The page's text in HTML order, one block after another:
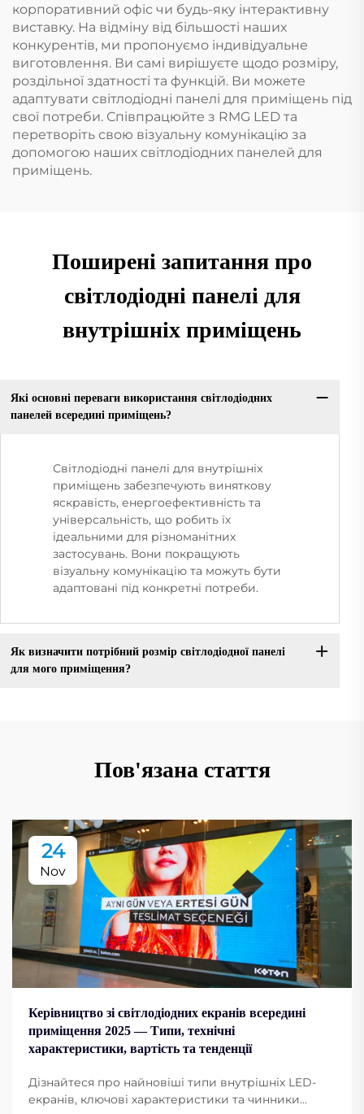
корпоративний офіс чи будь-яку інтерактивну
виставку. На відміну від більшості наших
конкурентів, ми пропонуємо індивідуальне
виготовлення. Ви самі вирішуєте щодо розміру,
роздільної здатності та функцій. Ви можете
адаптувати світлодіодні панелі для приміщень під
свої потреби. Співпрацюйте з RMG LED та
перетворіть свою візуальну комунікацію за
допомогою наших світлодіодних панелей для
приміщень.
Поширені запитання про
світлодіодні панелі для
внутрішніх приміщень
Які основні переваги використання світлодіодних
панелей всередині приміщень?
Світлодіодні панелі для внутрішніх
приміщень забезпечують виняткову
яскравість, енергоефективність та
універсальність, що робить їх
ідеальними для різноманітних
застосувань. Вони покращують
візуальну комунікацію та можуть бути
адаптовані під конкретні потреби.
Як визначити потрібний розмір світлодіодної панелі
для мого приміщення?
Пов'язана стаття
24
Nov
Керівництво зі світлодіодних екранів всередині
приміщення 2025 — Типи, технічні
характеристики, вартість та тенденції
Дізнайтеся про найновіші типи внутрішніх LED-
екранів, ключові характеристики та чинники